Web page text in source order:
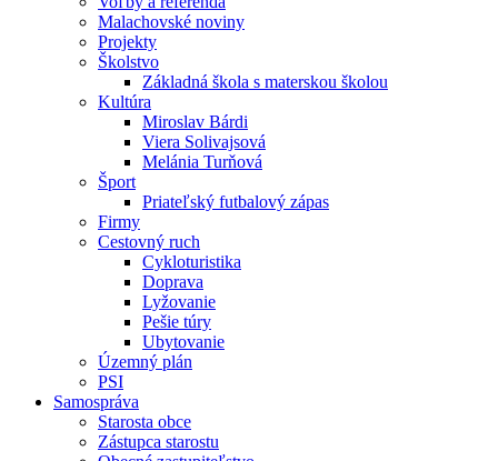
Malachovské noviny
Projekty
Školstvo
Základná škola s materskou školou
Kultúra
Miroslav Bárdi
Viera Solivajsová
Melánia Turňová
Šport
Priateľský futbalový zápas
Firmy
Cestovný ruch
Cykloturistika
Doprava
Lyžovanie
Pešie túry
Ubytovanie
Územný plán
PSI
Samospráva
Starosta obce
Zástupca starostu